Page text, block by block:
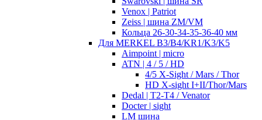
Venox | Patriot
Zeiss | шина ZM/VM
Кольца 26-30-34-35-36-40 мм
Для MERKEL B3/B4/KR1/K3/K5
Aimpoint | micro
ATN | 4 / 5 / HD
4/5 X-Sight / Mars / Thor
HD X-sight I+II/Thor/Mars
Dedal | T2-T4 / Venator
Docter | sight
LM шина